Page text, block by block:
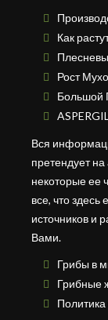
Как
Рост
Большой
Вся
претендует
некоторые ее
все, что здесь
источников и
Вами.
Грибы в
Грибные